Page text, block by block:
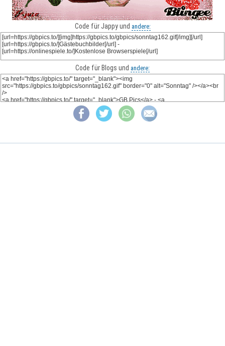
Code für Jappy und andere:
Code für Blogs und andere: